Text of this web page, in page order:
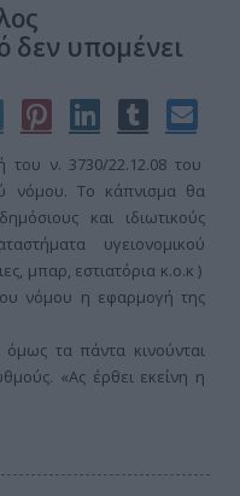
δεν υπομένει
ν. 3730/22.12.08 του
νόμου. Το κάπνισμα θα
και ιδιωτικούς
υγειονομικού
μπαρ, εστιατόρια κ.ο.κ )
νόμου η εφαρμογή της
όμως τα πάντα κινούνται
«Ας έρθει εκείνη η